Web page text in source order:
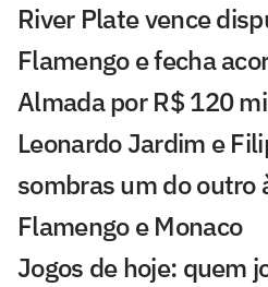
River Plate vence
Flamengo e fecha
Almada por R$ 120
Leonardo Jardim e
sombras um do outro
Flamengo e Monaco
Jogos de hoje: quem